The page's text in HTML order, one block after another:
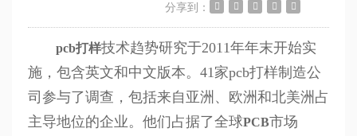
分享到：
pcb打样技术趋势研究于2011年年末开始实
施，包含英文和中文版本。41家pcb打样制造公
司参与了调查，包括来自亚洲、欧洲和北美洲占
主导地位的企业。他们占据了全球PCB市场